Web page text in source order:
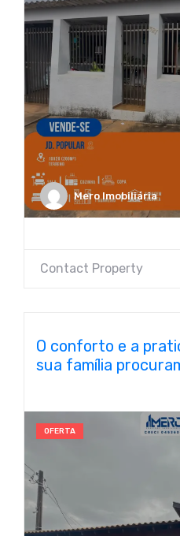
Mero Imobiliária
Contact Property
O conforto e a
sua família
OFERTA